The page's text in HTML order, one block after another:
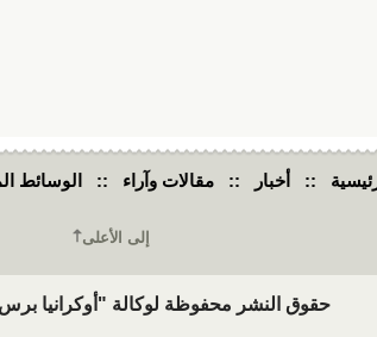
:: أخبار :: مقالات وآراء :: الوسائط
إلى الأعلى
حقوق النشر محفوظة لوكالة "أوكرانيا برس" 2010-